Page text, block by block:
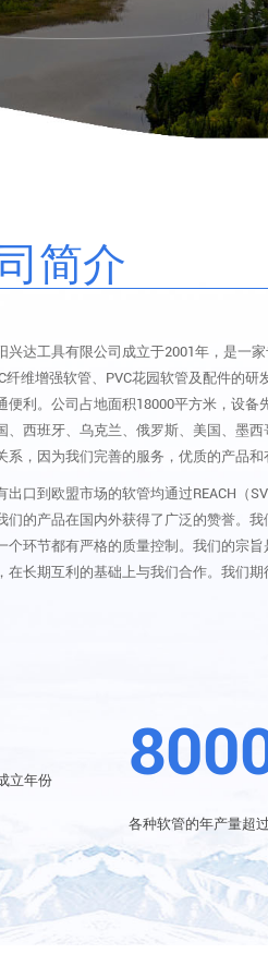
简介
兴达工具有限公司成立于2001年，是一
纤维增强软管、PVC花园软管及配件的
便利。公司占地面积18000平方米，设
、西班牙、乌克兰、俄罗斯、美国、墨
系，因为我们完善的服务，优质的产品和
出口到欧盟市场的软管均通过REACH（
们的产品在国内外获得了广泛的赞誉。
个环节都有严格的质量控制。我们的宗
在长期互利的基础上与我们合作。我们期
立年份
各种软管的年产量超